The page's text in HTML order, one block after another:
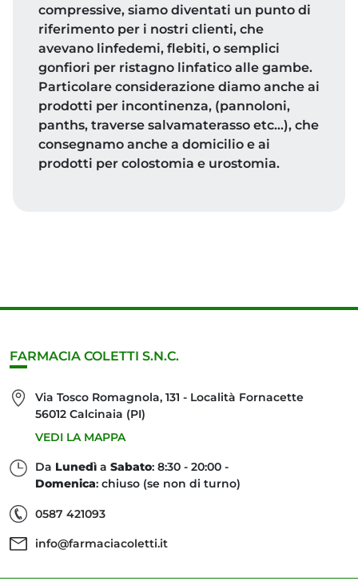
compressive, siamo diventati un punto di
riferimento per i nostri clienti, che
avevano linfedemi, flebiti, o semplici
gonfiori per ristagno linfatico alle gambe.
Particolare considerazione diamo anche ai
prodotti per incontinenza, (pannoloni,
panths, traverse salvamaterasso etc…), che
consegnamo anche a domicilio e ai
prodotti per colostomia e urostomia.
FARMACIA COLETTI S.N.C.
Via Tosco Romagnola, 131 - Località Fornacette
56012 Calcinaia (PI)
VEDI LA MAPPA
Da Lunedì a Sabato: 8:30 - 20:00 -
Domenica: chiuso (se non di turno)
0587 421093
info@farmaciacoletti.it